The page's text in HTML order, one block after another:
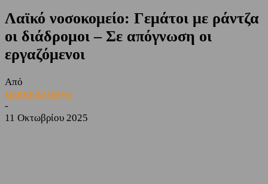
Λαϊκό νοσοκομείο: Γεμάτοι με ράντζα
οι διάδρομοι – Σε απόγνωση οι
εργαζόμενοι
Από
sporting24news
-
11 Οκτωβρίου 2025